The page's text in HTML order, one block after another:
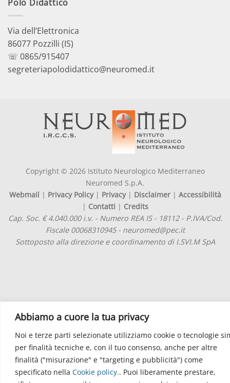
Abbiamo a cuore la tua privacy
Noi e terze parti selezionate utilizziamo cookie o tecnologie
per finalità tecniche e, con il tuo consenso, anche per altre
finalità ("misurazione" e "targeting e pubblicità") come
specificato nella Cookie policy.. Puoi liberamente prestare,
Polo Didattico
Via dell’Elettronica
86077 Pozzilli (IS)
☏ 0865/915407
segreteriapolodidattico@neuromed.it
Copyright © 2026 Istituto Neurologico Mediterraneo
Neuromed S.p.A.
Webmail | Privacy Policy| Privacy| Disclaimer| Accessibilità
| Contatti | Credits
Cap. Soc. € 4.040.000 i.v. - Numero REA IS - 18112 - P.IVA/Cod.
Fiscale 00068310945 - neuromed@pec.it
Sottoposto alla direzione e coordinamento di I.SVI.M SpA